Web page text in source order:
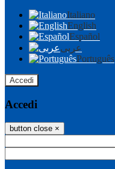
Italiano
English
Español
عربى
Português
Accedi
Accedi
button close ×